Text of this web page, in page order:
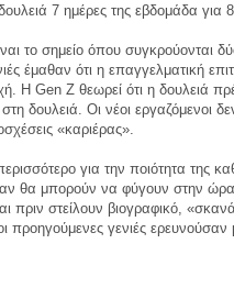
7 ημέρες της εβδομάδα για
το σημείο όπου συγκρούονται
έμαθαν ότι η επαγγελματική
Η Gen Z θεωρεί ότι η δουλειά
δουλειά. Οι νέοι εργαζόμενοι
«καριέρας».
για την ποιότητα της
αν θα μπορούν να φύγουν στην
πριν στείλουν βιογραφικό,
προηγούμενες γενιές ερευνούσαν